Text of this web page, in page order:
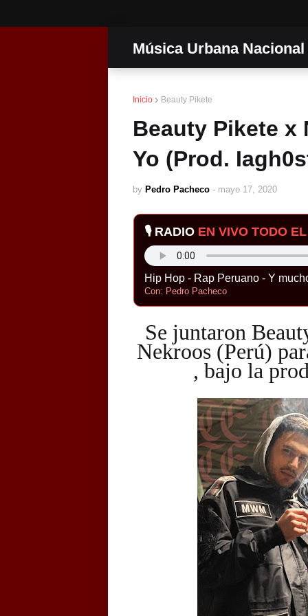
Música Urbana Nacional
Inicio Beauty Pikete
Beauty Pikete x
Yo (Prod.
by Pedro Pacheco - mayo 17, 2020
🎙️ RADIO EN VIVO TODO
Hip Hop - Rap Peruano - Y
Con: Pedro Pacheco
Se juntaron
Nekroos (Perú)
, bajo la